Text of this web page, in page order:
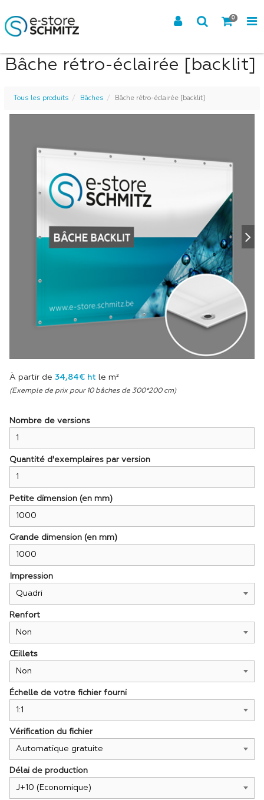
0
Bâche rétro-éclairée [backlit]
Tous les produits Bâches Bâche rétro-éclairée [backlit]
À partir de 34,84€ ht le m²
(Exemple de prix pour 10 bâches de 300*200 cm)
Nombre de versions
Quantité d'exemplaires par version
Petite dimension (en mm)
Grande dimension (en mm)
Impression
Renfort
Œillets
Échelle de votre fichier fourni
Vérification du fichier
Délai de production